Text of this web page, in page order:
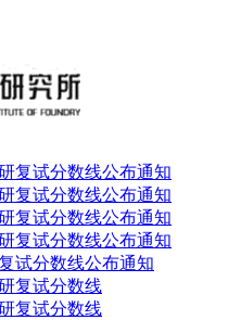
复试分数线公布通知
复试分数线公布通知
复试分数线公布通知
复试分数线公布通知
试分数线公布通知
复试分数线
复试分数线